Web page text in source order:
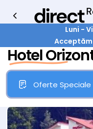
Luni -
Hotel
Oferte Speciale